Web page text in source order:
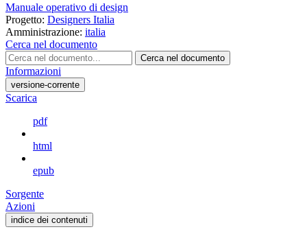
Manuale operativo di design
Progetto: Designers Italia
Amministrazione: italia
Cerca nel documento
Cerca nel documento
Informazioni
versione-corrente
Scarica
pdf
html
epub
Sorgente
Azioni
indice dei contenuti